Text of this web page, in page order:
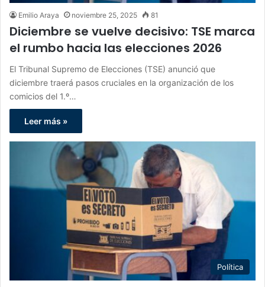
Emilio Araya noviembre 25, 2025 81
Diciembre se vuelve decisivo: TSE marca
el rumbo hacia las elecciones 2026
El Tribunal Supremo de Elecciones (TSE) anunció que
diciembre traerá pasos cruciales en la organización de los
comicios del 1.º…
Leer más »
Política